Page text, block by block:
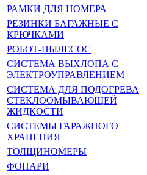
РАМКИ ДЛЯ НОМЕРА
РЕЗИНКИ БАГАЖНЫЕ С
КРЮЧКАМИ
РОБОТ-ПЫЛЕСОС
СИСТЕМА ВЫХЛОПА С
ЭЛЕКТРОУПРАВЛЕНИЕМ
СИСТЕМА ДЛЯ ПОДОГРЕВА
СТЕКЛООМЫВАЮЩЕЙ
ЖИДКОСТИ
СИСТЕМЫ ГАРАЖНОГО
ХРАНЕНИЯ
ТОЛЩИНОМЕРЫ
ФОНАРИ